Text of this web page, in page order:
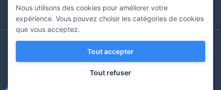
Marchand approuvé par la Société des Avis Garantis,
pour vérifier .
Copyright © 2020 Vernazobres Grego - tous droits
réservés.
Nous utilisons des cookies pour améliorer votre
expérience. Vous pouvez choisir les catégories de cookies
que vous acceptez.
Tout accepter
Tout refuser